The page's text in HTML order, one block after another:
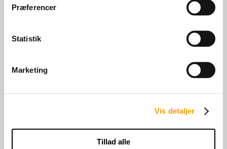
Præferencer
Statistik
Marketing
Vis detaljer
Tillad alle
Fredskovvej 10